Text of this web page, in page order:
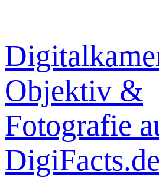
springen
Objektiv &
Fotografie
DigiFacts.de